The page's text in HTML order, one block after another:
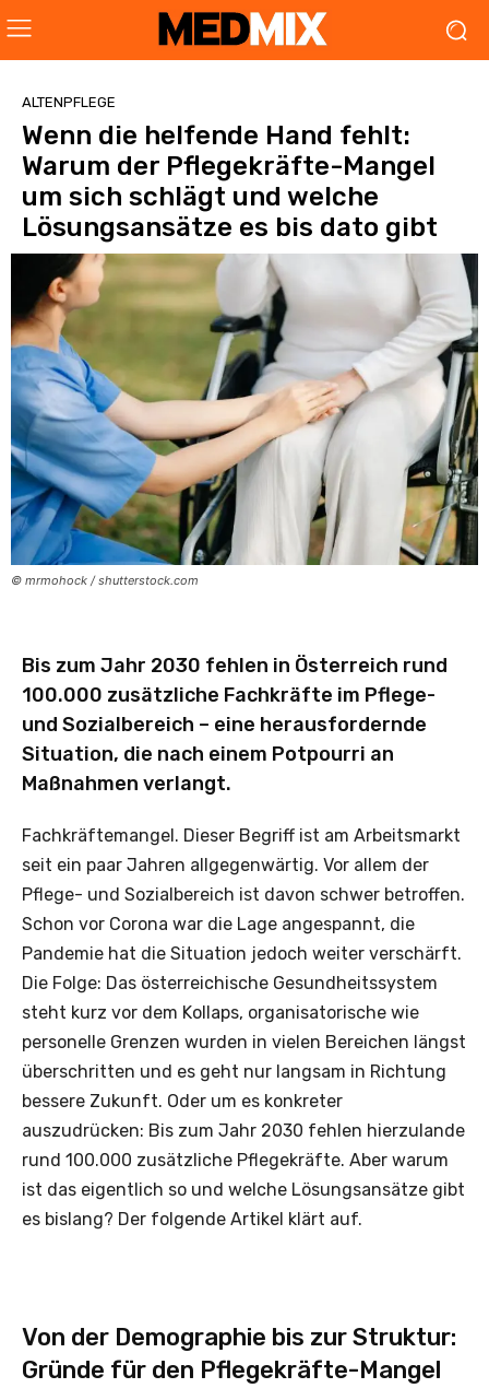
ALTENPFLEGE
Wenn die helfende Hand fehlt:
Warum der Pflegekräfte-Mangel
um sich schlägt und welche
Lösungsansätze es bis dato gibt
© mrmohock / shutterstock.com
Bis zum Jahr 2030 fehlen in Österreich rund
100.000 zusätzliche Fachkräfte im Pflege-
und Sozialbereich – eine herausfordernde
Situation, die nach einem Potpourri an
Maßnahmen verlangt.
Fachkräftemangel. Dieser Begriff ist am Arbeitsmarkt
seit ein paar Jahren allgegenwärtig. Vor allem der
Pflege- und Sozialbereich ist davon schwer betroffen.
Schon vor Corona war die Lage angespannt, die
Pandemie hat die Situation jedoch weiter verschärft.
Die Folge: Das österreichische Gesundheitssystem
steht kurz vor dem Kollaps, organisatorische wie
personelle Grenzen wurden in vielen Bereichen längst
überschritten und es geht nur langsam in Richtung
bessere Zukunft. Oder um es konkreter
auszudrücken: Bis zum Jahr 2030 fehlen hierzulande
rund 100.000 zusätzliche Pflegekräfte. Aber warum
ist das eigentlich so und welche Lösungsansätze gibt
es bislang? Der folgende Artikel klärt auf.
Von der Demographie bis zur Struktur:
Gründe für den Pflegekräfte-Mangel